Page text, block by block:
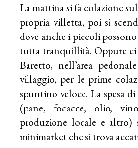
La mattina si fa colazione
propria villetta, poi si
dove anche i piccoli
tutta tranquillità. Oppure ci
Baretto, nell’area
villaggio, per le prime
spuntino veloce. La spesa
(pane, focacce, olio,
produzione locale e altro)
minimarket che si trova